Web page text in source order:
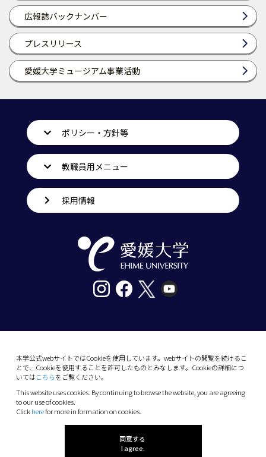
広報誌バックナンバー
プレスリリース
愛媛大学ミュージアム事業活動
本学公式webサイトではCookieを使用しています。webサイトの閲覧を続けるこ
とで、Cookieを使用することを許可したものとみなします。Cookieの詳細につ
いてはこちらをご覧ください。
This website uses cookies. By continuing to browse the website, you are agreeing
to our use of cookies.
Clickherefor more in formation on cookies.
同意する
I agree.
ポリシー・方針等
教職員用メニュー
採用情報
10-13 Dogo-Himata, Matsuyama, Ehime 790-
Phone: +81 89-927-9000
(C) 2026 Ehime University.